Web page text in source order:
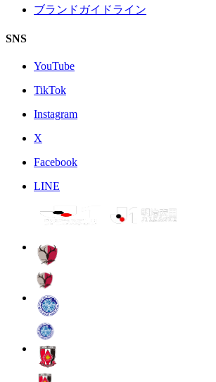
ブランドガイドライン
SNS
YouTube
TikTok
Instagram
X
Facebook
LINE